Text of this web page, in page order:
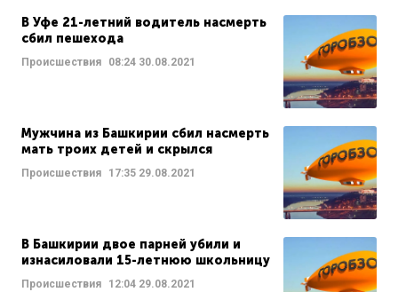
В Уфе 21-летний водитель насмерть
сбил пешехода
Происшествия 08:24 30.08.2021
Мужчина из Башкирии сбил насмерть
мать троих детей и скрылся
Происшествия 17:35 29.08.2021
В Башкирии двое парней убили и
изнасиловали 15-летнюю школьницу
Происшествия 12:04 29.08.2021